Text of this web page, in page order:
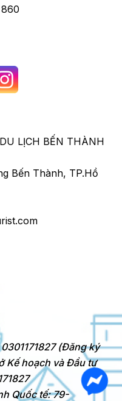
LỊCH BẾN THÀNH
Bến Thành, TP.Hồ
(Đăng ký
Kế hoạch và Đầu tư
Quốc tế: 79-